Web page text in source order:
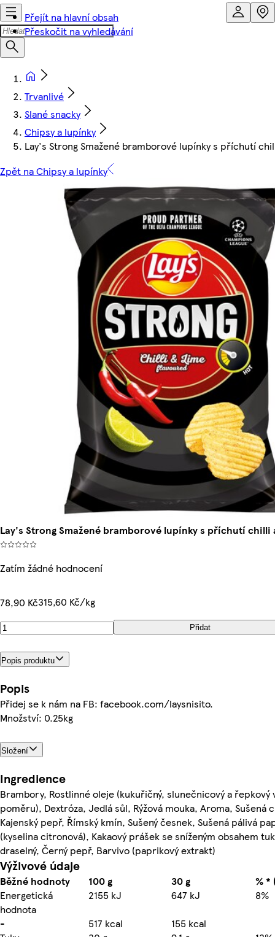
Přejít na hlavní obsah
Přeskočit na vyhledávání
Trvanlivé
Slané snacky
Chipsy a lupínky
Lay's Strong Smažené bramborové lupínky s příchutí
Zpět na Chipsy a lupínky
Lay's Strong Smažené bramborové lupínky s příchutí chilli
Zatím žádné hodnocení
78,90 Kč315,60 Kč/kg
Přidat
Popis produktu
Popis
Přidej se k nám na FB: facebook.com/laysnisito.
Množství: 0.25kg
Složení
Ingredience
Brambory, Rostlinné oleje (kukuřičný, slunečnicový a řepkový
poměru), Dextróza, Jedlá sůl, Rýžová mouka, Aroma, Sušená
Kajenský pepř, Římský kmín, Sušený česnek, Sušená pálivá
(kyselina citronová), Kakaový prášek se sníženým obsahem
draselný, Černý pepř, Barvivo (paprikový extrakt)
Výživové údaje
Běžné hodnoty 100 g 30 g
% *
Energetická
hodnota
2155 kJ 647 kJ
8%
-
517 kcal
155 kcal